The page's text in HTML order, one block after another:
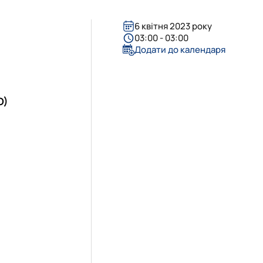
6 квітня 2023 року
03:00 - 03:00
Додати до календаря